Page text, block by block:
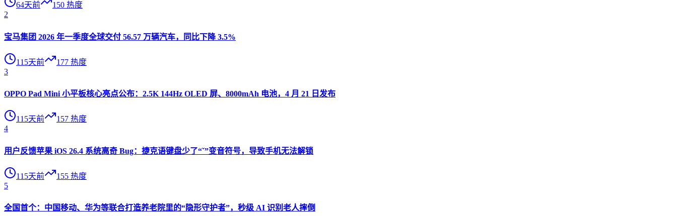
64天前 150 热度
2
宝马集团 2026 年一季度全球交付 56.57 万辆汽车，同比下降 3.5%
115天前 177 热度
3
OPPO Pad Mini 小平板核心亮点公布：2.5K 144Hz OLED 屏、8000mAh 电池，4 月 21 日发布
115天前 157 热度
4
用户反馈苹果 iOS 26.4 系统离奇 Bug：捷克语键盘少了“ˇ”变音符号，导致手机无法解锁
115天前 155 热度
5
全国首个：中国移动、华为等联合打造养老院里的“隐形守护者”，秒级 AI 识别老人摔倒